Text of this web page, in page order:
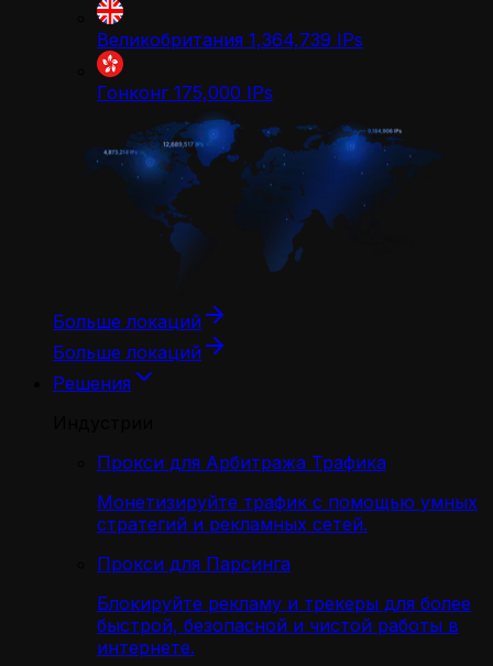
Великобритания 1,364,739 IPs
Гонконг 175,000 IPs
Больше локаций
Больше локаций
Решения
Прокси для Арбитража Трафика
Монетизируйте трафик с помощью умных
стратегий и рекламных сетей.
Прокси для Парсинга
Блокируйте рекламу и трекеры для более
быстрой, безопасной и чистой работы в
интернете.